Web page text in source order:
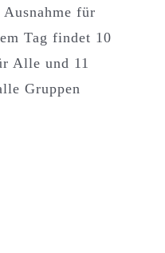
für
Tag findet 10
Alle und 11
Gruppen